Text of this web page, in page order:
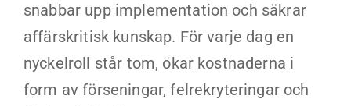
snabbar upp implementation och säkrar
affärskritisk kunskap. För varje dag en
nyckelroll står tom, ökar kostnaderna i
form av förseningar, felrekryteringar och